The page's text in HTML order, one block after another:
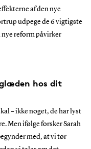
af den nye
udpege de 6 vigtigste
reform påvirker
hos dit
– ikke noget, de har lyst
Men ifølge forsker Sarah
med, at vi tør